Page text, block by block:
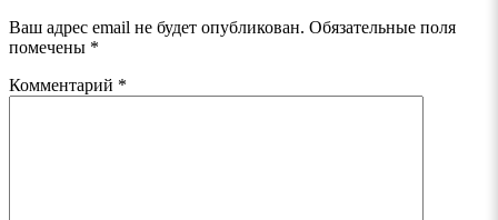
Ваш адрес email не будет опубликован. Обязательные поля
помечены *
Комментарий *